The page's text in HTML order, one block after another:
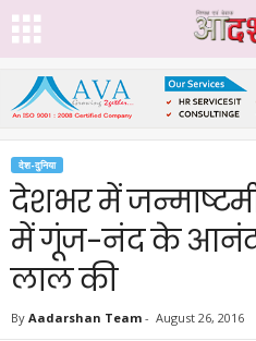
देश-दुनिया
देशभर में
में गूंज-नंद के आनंद
लाल की
By Aadarshan Team - August 26, 2016